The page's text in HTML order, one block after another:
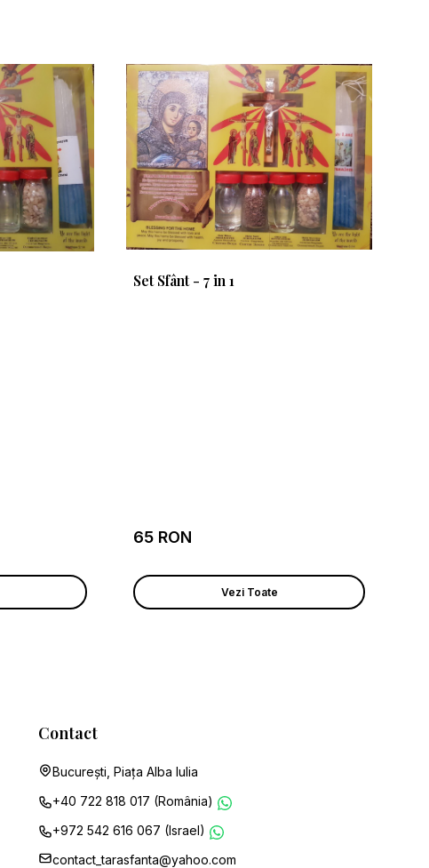
Set Sfânt - 7 in 1
65 RON
Vezi Toate
Contact
București, Piața Alba Iulia
+40 722 818 017 (România)
+972 542 616 067 (Israel)
contact_tarasfanta@yahoo.com